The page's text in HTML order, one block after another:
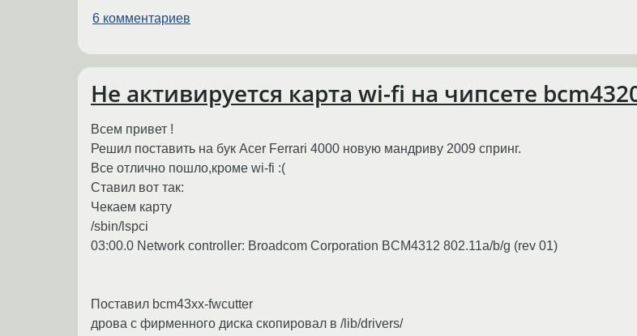
6 комментариев
Не активируется карта wi-fi на чипсете
Всем привет !
Решил поставить на бук Acer Ferrari 4000 новую мандриву 2009 спринг.
Все отлично пошло,кроме wi-fi :(
Ставил вот так:
Чекаем карту
/sbin/lspci
03:00.0 Network controller: Broadcom Corporation BCM4312 802.11a/b/g (rev 01)
Поставил bcm43xx-fwcutter
дрова с фирменного диска скопировал в /lib/drivers/